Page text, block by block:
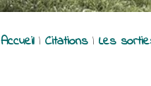
Accueil| Citations| Les